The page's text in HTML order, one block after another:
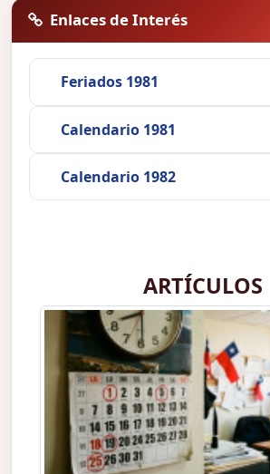
Enlaces de Interés
Feriados 1981
Calendario 1981
Calendario 1982
ARTÍCULOS